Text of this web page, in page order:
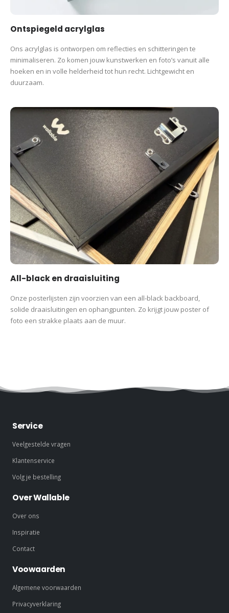
Ontspiegeld acrylglas
Ons acrylglas is ontworpen om reflecties en schitteringen te
minimaliseren. Zo komen jouw kunstwerken en foto’s vanuit alle
hoeken en in volle helderheid tot hun recht. Lichtgewicht en
duurzaam.
All-black en draaisluiting
Onze posterlijsten zijn voorzien van een all-black backboard,
solide draaisluitingen en ophangpunten. Zo krijgt jouw poster of
foto een strakke plaats aan de muur.
Service
Veelgestelde vragen
Klantenservice
Volg je bestelling
Over Wallable
Over ons
Inspiratie
Contact
Voowaarden
Algemene voorwaarden
Privacyverklaring